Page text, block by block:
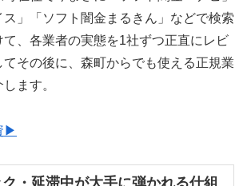
ス」「ソフト闇金まるきん」などで検索
て、各業者の実態を1社ずつ正直にレビ
てその後に、森町からでも使える正規業
ます。
▶